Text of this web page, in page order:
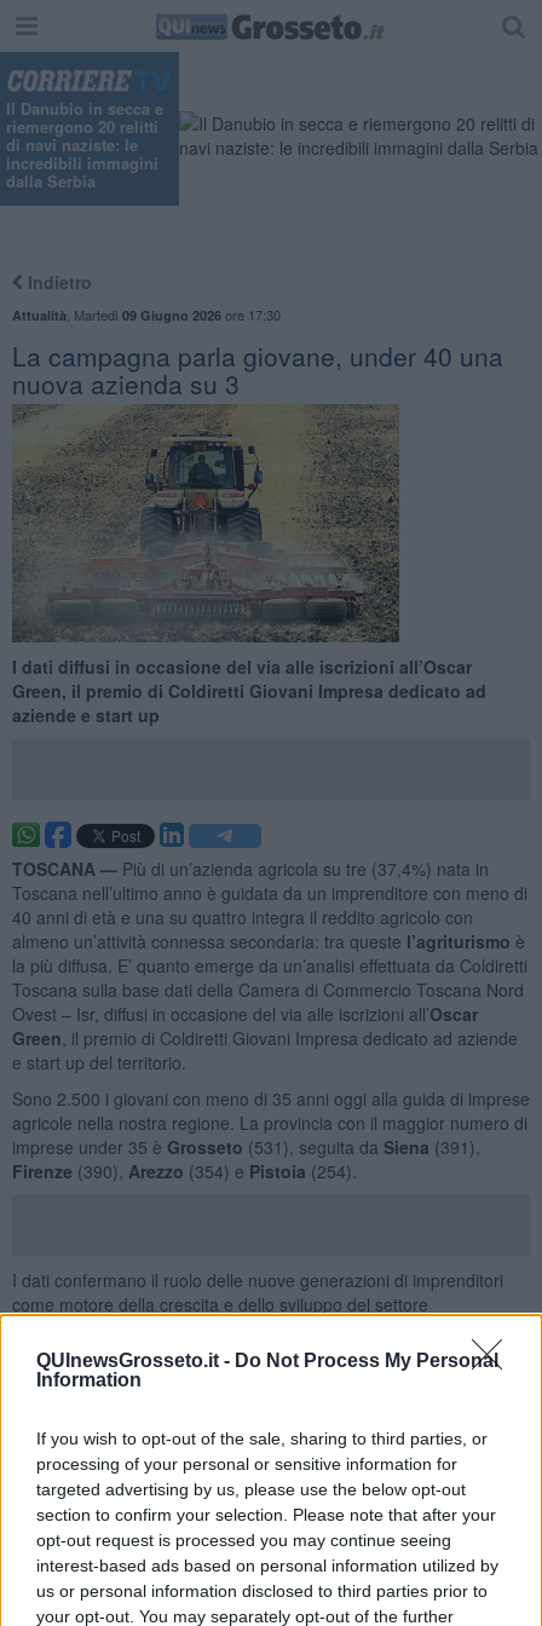
QUInewsGrosseto.it - Do Not Process My Personal
Information
If you wish to opt-out of the sale, sharing to third parties, or
processing of your personal or sensitive information for
targeted advertising by us, please use the below opt-out
section to confirm your selection. Please note that after your
opt-out request is processed you may continue seeing
interest-based ads based on personal information utilized by
us or personal information disclosed to third parties prior to
your opt-out. You may separately opt-out of the further
Il Danubio in secca e
riemergono 20 relitti
di navi naziste: le
incredibili immagini
dalla Serbia
Indietro
Attualità Martedì 09 Giugno 2026ore 17:30
La campagna parla giovane, under 40 una
nuova azienda su 3
I dati diffusi in occasione del via alle iscrizioni all’Oscar
Green, il premio di Coldiretti Giovani Impresa dedicato ad
aziende e start up
TOSCANA — Più di un’azienda agricola su tre (37,4%) nata in
Toscana nell’ultimo anno è guidata da un imprenditore con meno di
40 anni di età e una su quattro integra il reddito agricolo con
almeno un’attività connessa secondaria: tra queste l’agriturismo è
la più diffusa. E’ quanto emerge da un’analisi effettuata da Coldiretti
Toscana sulla base dati della Camera di Commercio Toscana Nord
Ovest – Isr, diffusi in occasione del via alle iscrizioni all’Oscar
Green , il premio di Coldiretti Giovani Impresa dedicato ad aziende
e start up del territorio.
Sono 2.500 i giovani con meno di 35 anni oggi alla guida di imprese
agricole nella nostra regione. La provincia con il maggior numero di
imprese under 35 è Grosseto (531), seguita da Siena (391),
Firenze (390), Arezzo (354) e Pistoia (254).
I dati confermano il ruolo delle nuove generazioni di imprenditori
come motore della crescita e dello sviluppo del settore
struttura agrituristica su due (47,2%) contribuisce in maniera
rilevante ai primati della Dop Economy del cibo e del vino. Tra le
animali (insaccati, ecc.), la produzione delle energie rinnovabili, la
didattica e l’agricoltura sociale.
Sono quattro le categorie in gara nell'edizione di quest’anno
dell'Oscar Green, che ruota attorno al temaGiovani Oggi
Campagna Amica, Impresa Digitale e Sostenibile, Coltiviamo
+Impresa
. A queste si aggiungono due premi speciali
nazionali: Agri-influencer
Scuole di oggi, agricoltori del